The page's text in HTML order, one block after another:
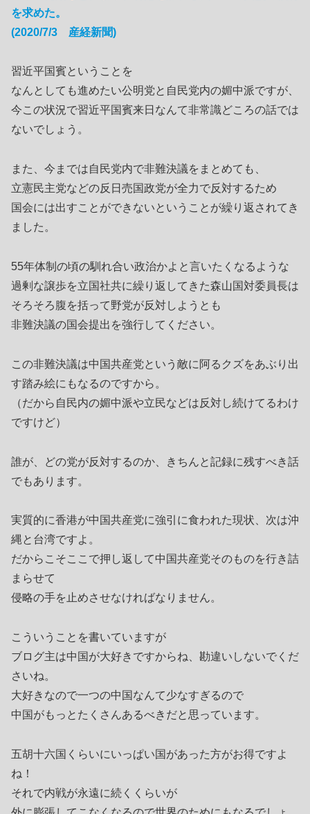
を求めた。
(2020/7/3 産経新聞)
習近平国賓ということを
なんとしても進めたい公明党と自民党内の媚中派ですが、
今この状況で習近平国賓来日なんて非常識どころの話では
ないでしょう。
また、今までは自民党内で非難決議をまとめても、
立憲民主党などの反日売国政党が全力で反対するため
国会には出すことができないということが繰り返されてき
ました。
55年体制の頃の馴れ合い政治かよと言いたくなるような
過剰な譲歩を立国社共に繰り返してきた森山国対委員長は
そろそろ腹を括って野党が反対しようとも
非難決議の国会提出を強行してください。
この非難決議は中国共産党という敵に阿るクズをあぶり出
す踏み絵にもなるのですから。
（だから自民内の媚中派や立民などは反対し続けてるわけ
ですけど）
誰が、どの党が反対するのか、きちんと記録に残すべき話
でもあります。
実質的に香港が中国共産党に強引に食われた現状、次は沖
縄と台湾ですよ。
だからこそここで押し返して中国共産党そのものを行き詰
まらせて
侵略の手を止めさせなければなりません。
こういうことを書いていますが
ブログ主は中国が大好きですからね、勘違いしないでくだ
さいね。
大好きなので一つの中国なんて少なすぎるので
中国がもっとたくさんあるべきだと思っています。
五胡十六国くらいにいっぱい国があった方がお得ですよ
ね！
それで内戦が永遠に続くくらいが